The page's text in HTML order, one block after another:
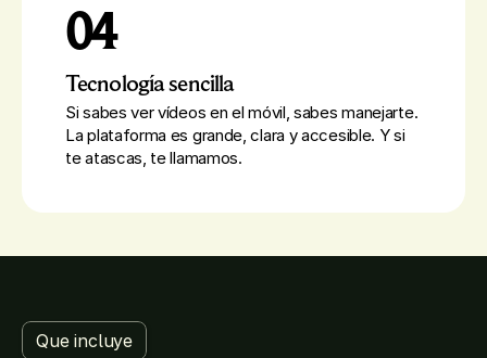
04
Tecnología sencilla
Si sabes ver vídeos en el móvil, sabes manejarte.
La plataforma es grande, clara y accesible. Y si
te atascas, te llamamos.
Que incluye